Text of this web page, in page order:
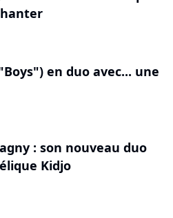
en duo avec... une
: son nouveau duo
Kidjo